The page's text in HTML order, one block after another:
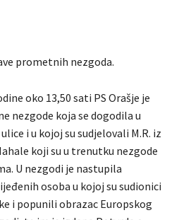
prometnih nezgoda.
oko 13,50 sati PS Orašje je
nezgode koja se dogodila u
i u kojoj su sudjelovali M.R. iz
koji su u trenutku nezgode
U nezgodi je nastupila
osoba u kojoj su sudionici
i popunili obrazac Europskog